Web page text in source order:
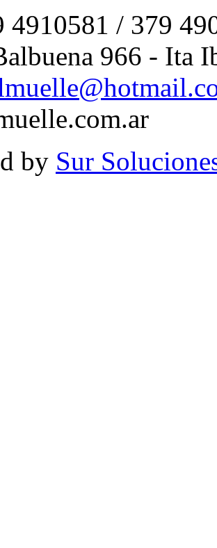
4910581 / 379
966 - Ita
by Sur